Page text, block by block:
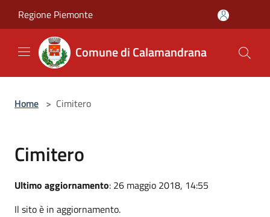
Regione Piemonte
Comune di Calamandrana
Home > Cimitero
Cimitero
Ultimo aggiornamento: 26 maggio 2018, 14:55
Il sito è in aggiornamento.